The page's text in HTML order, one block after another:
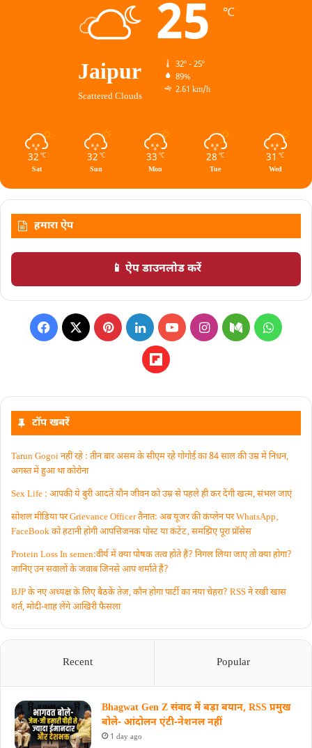
Jaipur
Scattered Clouds
25 ℃
32º - 25º
89%
2.61 km/h
32 ℃
Sat
32 ℃
Sun
33 ℃
Mon
28 ℃
Tue
31 ℃
Wed
हमारा ऐप
📱 ऐप डाउनलोड करें
टॉप खबरें
Tarun Gogoi नहीं रहे : तीन बार असम के सीएम रहे गोगोई का 84 साल की उम्र में निधन,
अगस्त में हुआ था कोरोना
Sex Life : आपकी ये बुरी आदतें याैन जीवन को उम्र से पहले ही कर देंगी खत्म, संभल जाएं
सोशल मीडिया पर Grievance Officer तैनात: अब यूजर की कंप्लेन पर WhatsApp‚
FaceBook को हटानी होगी आपत्तिजनक पोस्ट या कंटेंट‚ समझिए पूरा प्रॉसेस
Protein Loss In semen:वीर्य में क्या पोषक तत्व होते हैं? निगल लिया जाए तो क्या होगा?
जानिए उन सवालों के जवाब जिनसे आप शर्माते हैं?
BJP के नए अध्यक्ष के लिए बैठकें तेज, कौन होगा पार्टी का नया चेहरा? RSS ने रखी खास
शर्त, मोदी-शाह लेंगे आखिरी फैसला
Recent Popular
Bhagwat Gen Z संवाद में बड़ा बयान, RSS प्रमुख
बोले- आंदोलन एंटी-नेशनल नहीं
1 day ago